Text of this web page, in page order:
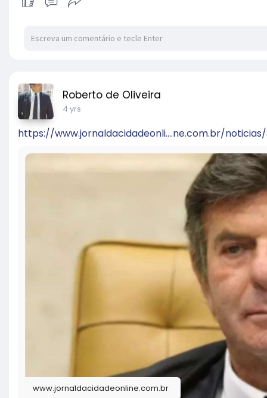
Roberto de Oliveira
4 yrs
https://www.jornaldacidadeonli....ne.com.br/
www.jornaldacidadeonline.com.br